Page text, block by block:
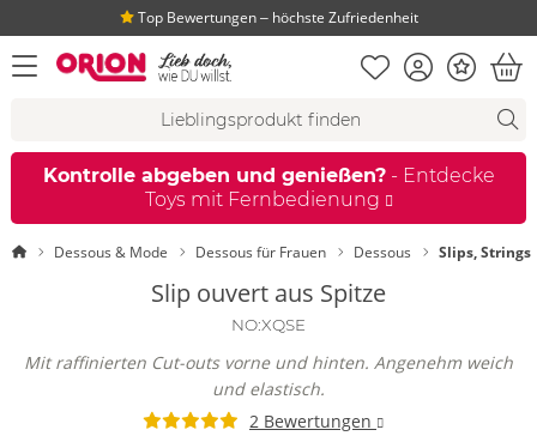
Top Bewertungen ‒ höchste Zufriedenheit
Menü öffnen Merkliste
KontoBonus
Kontrolle abgeben und genießen?- Entdecke
Toys mit Fernbedienung
StartseiteDessous & Mode Dessous für Frauen Dessous Slips,
Slip ouvert aus Spitze
NO:XQSE
Mit raffinierten Cut-outs vorne und hinten. Angenehm weich
und elastisch.
2 Bewertungen